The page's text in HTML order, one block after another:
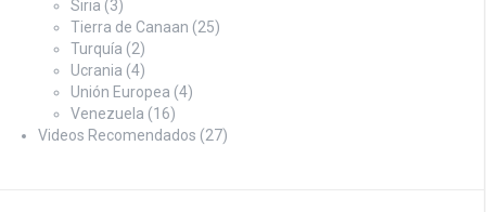
Siria (3)
Tierra de Canaan (25)
Turquía (2)
Ucrania (4)
Unión Europea (4)
Venezuela (16)
Videos Recomendados (27)